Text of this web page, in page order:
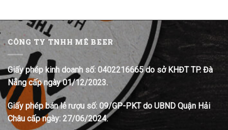
CÔNG TY TNHH MÊ BEER
Giấy phép kinh doanh số: 0402216665 do sở KHĐT TP. Đà
Nẵng cấp ngày 01/12/2023.
Giấy phép bán lẻ rượu số: 09/GP-PKT do UBND Quận Hải
Châu cấp ngày: 27/06/2024.